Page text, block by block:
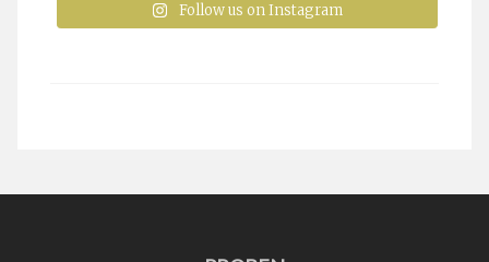
Follow us on Instagram